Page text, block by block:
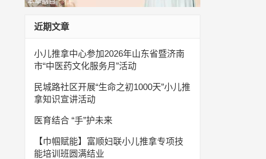
近期文章
小儿推拿中心参加2026年山东省暨济南
市“中医药文化服务月”活动
民城路社区开展“生命之初1000天”小儿推
拿知识宣讲活动
医育结合 “手”护未来
【巾帼赋能】富顺妇联小儿推拿专项技
能培训班圆满结业